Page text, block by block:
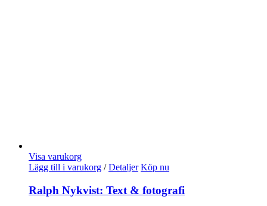
Visa varukorg
Lägg till i varukorg / Detaljer Köp nu
Ralph Nykvist: Text & fotografi